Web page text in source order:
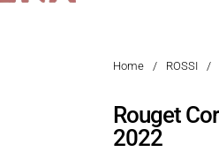
Home / ROSSI /
Rouget
2022